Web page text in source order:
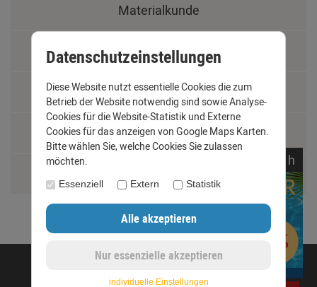
Materialkunde
Fachbegriffe
Jobs
Montage und Installationshilfen
©opyright 2020 - www.dachrinnen-shop.de
h
Datenschutzeinstellungen
Diese Website nutzt essentielle Cookies die zum
Betrieb der Website notwendig sind sowie Analyse-
Cookies für die Website-Statistik und Externe
Cookies für das anzeigen von Google Maps Karten.
Bitte wählen Sie, welche Cookies Sie zulassen
möchten.
Essenziell Extern Statistik
individuelle Einstellungen